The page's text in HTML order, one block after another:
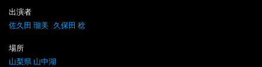
出演者
佐久田 瑠美 久保田 稔
場所
山梨県 山中湖